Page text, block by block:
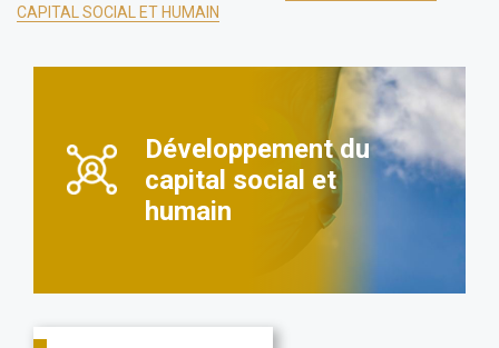
Breadcrumb
CAPITAL SOCIAL ET HUMAIN
Développement du
capital social et
humain